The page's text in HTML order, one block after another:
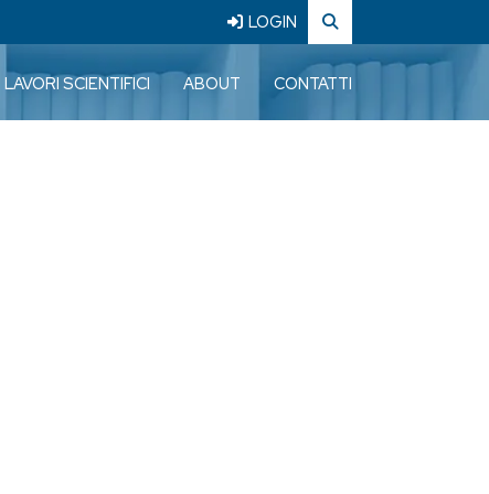
LOGIN
LAVORI SCIENTIFICI ABOUT CONTATTI